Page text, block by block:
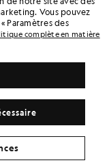
Vous pouvez
Paramètres des
complète en matière